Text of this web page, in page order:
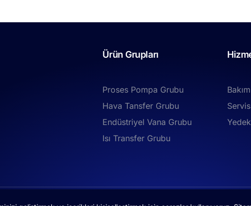
Ürün Grupları
Proses Pompa Grubu
Hava Tansfer Grubu
Endüstriyel Vana Grubu
Isı Transfer Grubu
Bakım
Servis